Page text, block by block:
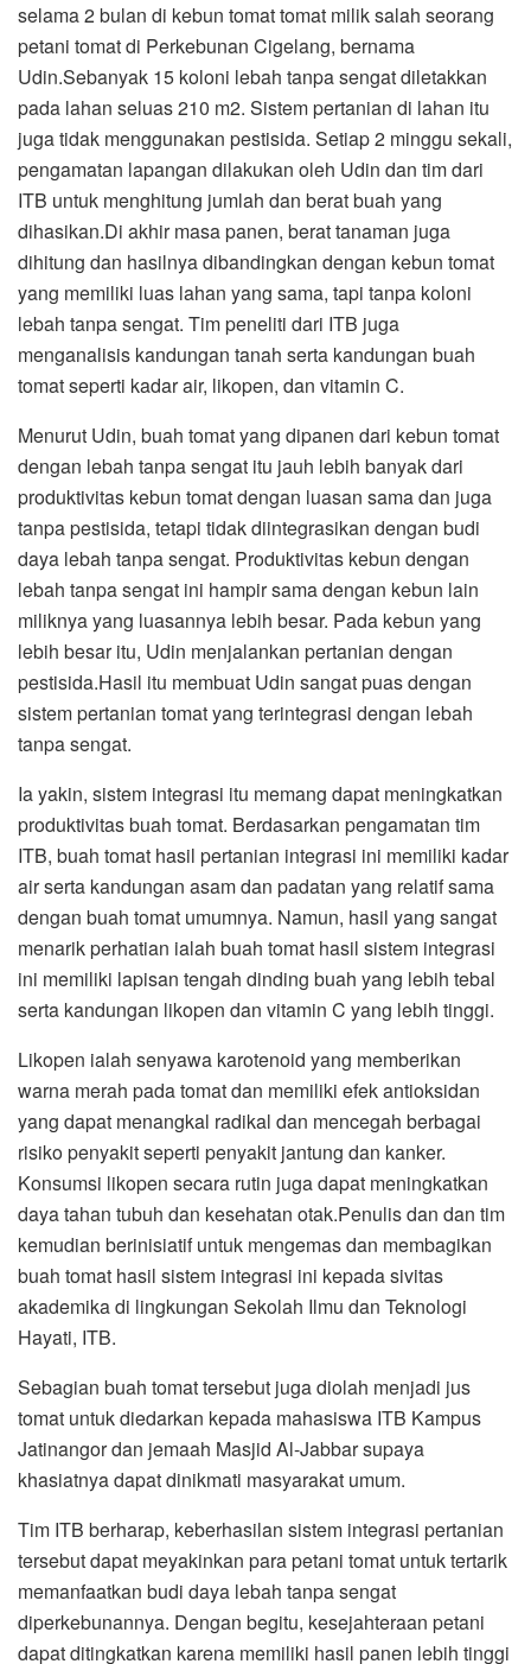
selama 2 bulan di kebun tomat tomat milik salah seorang
petani tomat di Perkebunan Cigelang, bernama
Udin.Sebanyak 15 koloni lebah tanpa sengat diletakkan
pada lahan seluas 210 m2. Sistem pertanian di lahan itu
juga tidak menggunakan pestisida. Setiap 2 minggu sekali,
pengamatan lapangan dilakukan oleh Udin dan tim dari
ITB untuk menghitung jumlah dan berat buah yang
dihasikan.Di akhir masa panen, berat tanaman juga
dihitung dan hasilnya dibandingkan dengan kebun tomat
yang memiliki luas lahan yang sama, tapi tanpa koloni
lebah tanpa sengat. Tim peneliti dari ITB juga
menganalisis kandungan tanah serta kandungan buah
tomat seperti kadar air, likopen, dan vitamin C.
Menurut Udin, buah tomat yang dipanen dari kebun tomat
dengan lebah tanpa sengat itu jauh lebih banyak dari
produktivitas kebun tomat dengan luasan sama dan juga
tanpa pestisida, tetapi tidak diintegrasikan dengan budi
daya lebah tanpa sengat. Produktivitas kebun dengan
lebah tanpa sengat ini hampir sama dengan kebun lain
miliknya yang luasannya lebih besar. Pada kebun yang
lebih besar itu, Udin menjalankan pertanian dengan
pestisida.Hasil itu membuat Udin sangat puas dengan
sistem pertanian tomat yang terintegrasi dengan lebah
tanpa sengat.
Ia yakin, sistem integrasi itu memang dapat meningkatkan
produktivitas buah tomat. Berdasarkan pengamatan tim
ITB, buah tomat hasil pertanian integrasi ini memiliki kadar
air serta kandungan asam dan padatan yang relatif sama
dengan buah tomat umumnya. Namun, hasil yang sangat
menarik perhatian ialah buah tomat hasil sistem integrasi
ini memiliki lapisan tengah dinding buah yang lebih tebal
serta kandungan likopen dan vitamin C yang lebih tinggi.
Likopen ialah senyawa karotenoid yang memberikan
warna merah pada tomat dan memiliki efek antioksidan
yang dapat menangkal radikal dan mencegah berbagai
risiko penyakit seperti penyakit jantung dan kanker.
Konsumsi likopen secara rutin juga dapat meningkatkan
daya tahan tubuh dan kesehatan otak.Penulis dan dan tim
kemudian berinisiatif untuk mengemas dan membagikan
buah tomat hasil sistem integrasi ini kepada sivitas
akademika di lingkungan Sekolah Ilmu dan Teknologi
Hayati, ITB.
Sebagian buah tomat tersebut juga diolah menjadi jus
tomat untuk diedarkan kepada mahasiswa ITB Kampus
Jatinangor dan jemaah Masjid Al-Jabbar supaya
khasiatnya dapat dinikmati masyarakat umum.
Tim ITB berharap, keberhasilan sistem integrasi pertanian
tersebut dapat meyakinkan para petani tomat untuk tertarik
memanfaatkan budi daya lebah tanpa sengat
diperkebunannya. Dengan begitu, kesejahteraan petani
dapat ditingkatkan karena memiliki hasil panen lebih tinggi